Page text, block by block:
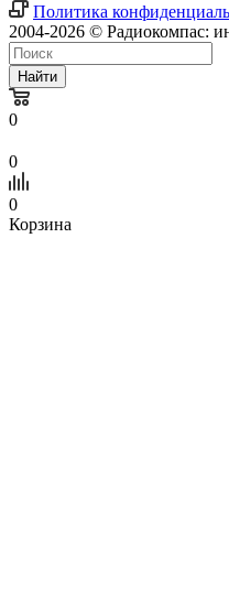
Политика
2004-2026 © Радиокомпас:
Найти
0
0
0
Корзина